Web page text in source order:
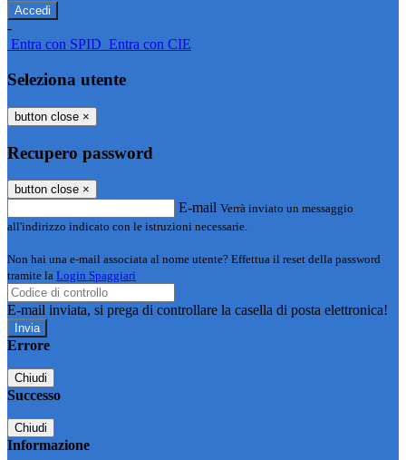
-
Entra con SPID Entra con CIE
Seleziona utente
button close ×
Recupero password
button close ×
E-mail Verrà inviato un messaggio
all'indirizzo indicato con le istruzioni necessarie.
Non hai una e-mail associata al nome utente? Effettua il reset della password
tramite la Login Spaggiari
E-mail inviata, si prega di controllare la casella di posta elettronica!
Errore
Chiudi
Successo
Chiudi
Informazione